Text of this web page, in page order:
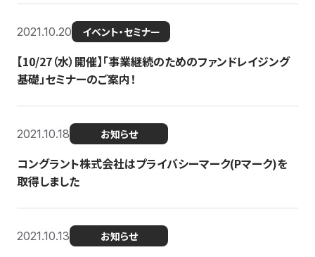
2021.10.20 イベント・セミナー
【10/27（水）開催】「事業継続のためのファンドレイジング
基礎」セミナーのご案内！
2021.10.18 お知らせ
コングラント株式会社はプライバシーマーク(Pマーク)を
取得しました
2021.10.13 お知らせ